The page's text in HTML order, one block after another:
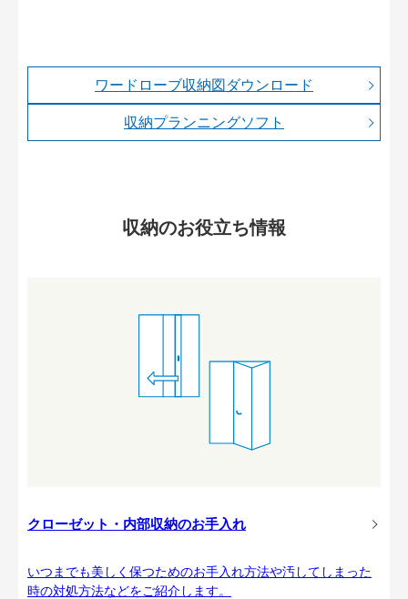
ワードローブ収納図ダウンロード
収納プランニングソフト
収納のお役立ち情報
クローゼット・内部収納のお手入れ
いつまでも美しく保つためのお手入れ方法や汚してしまった
時の対処方法などをご紹介します。